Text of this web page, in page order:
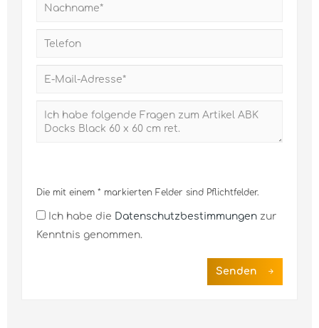
Die mit einem * markierten Felder sind Pflichtfelder.
Ich habe die Datenschutzbestimmungen zur
Kenntnis genommen.
Senden